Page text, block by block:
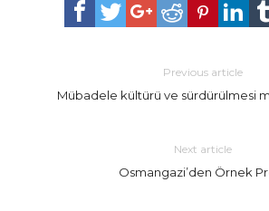
Previous article
Mübadele kültürü ve sürdürülmesi
Next article
Osmangazi’den Örnek